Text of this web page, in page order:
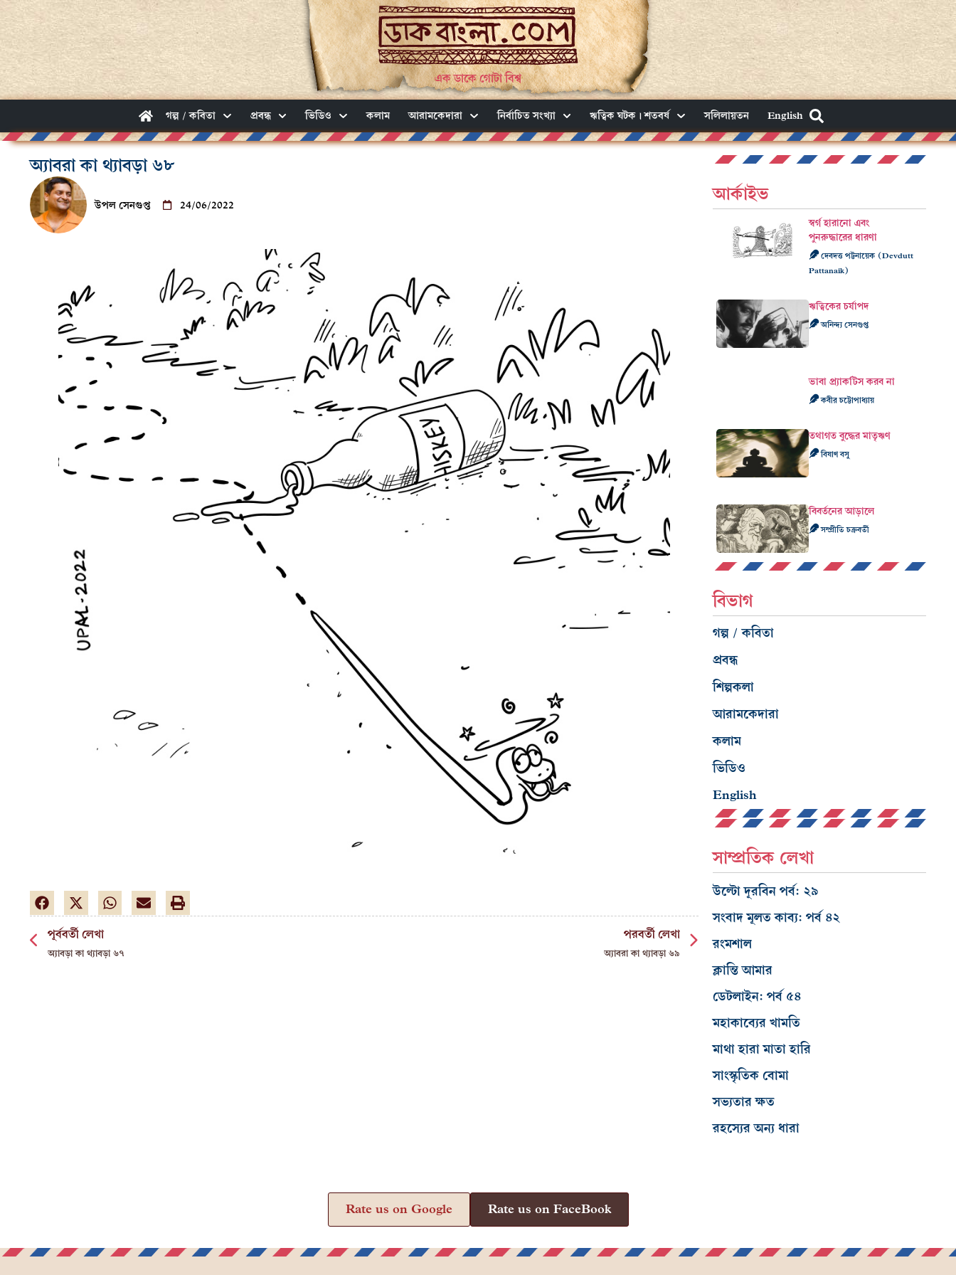
এক ডাকে গোটা বিশ্ব
গল্প / কবিতা প্রবন্ধ ভিডিও কলাম আরামকেদারা নির্বাচিত সংখ্যা ঋত্বিক ঘটক। শতবর্ষ সলিলায়তন English
অ্যাবরা কা থ্যাবড়া ৬৮
উপল সেনগুপ্ত 24/06/2022
পূর্ববর্তী লেখা
অ্যাবড়া কা থ্যাবড়া ৬৭
পরবর্তী লেখা
অ্যাবরা কা থ্যাবড়া ৬৯
আর্কাইভ
স্বর্গ হারানো এবং
পুনরুদ্ধারের ধারণা
দেবদত্ত পট্টনায়েক (Devdutt
Pattanaik)
ঋত্বিকের চর্যাপদ
অনিন্দ্য সেনগুপ্ত
ভাবা প্র্যাকটিস করব না
কবীর চট্টোপাধ্যায়
তথাগত বুদ্ধের মাতৃঋণ
বিষাণ বসু
বিবর্তনের আড়ালে
সম্প্রীতি চক্রবর্তী
বিভাগ
গল্প / কবিতা
প্রবন্ধ
শিল্পকলা
আরামকেদারা
কলাম
ভিডিও
English
সাম্প্রতিক লেখা
উল্টো দূরবিন পর্ব: ২৯
সংবাদ মূলত কাব্য: পর্ব ৪২
রংমশাল
ক্লান্তি আমার
ডেটলাইন: পর্ব ৫৪
মহাকাব্যের খামতি
মাথা হারা মাতা হারি
সাংস্কৃতিক বোমা
সভ্যতার ক্ষত
রহস্যের অন্য ধারা
Rate us on Google Rate us on FaceBook